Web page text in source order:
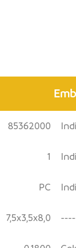
85362000
1
PC
7,5x3,5x8,0